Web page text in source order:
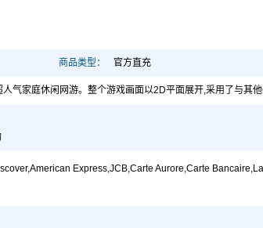
商品类型： 官方直充
家庭休闲网游。整个游戏画面以2D平面展开,采用了与其
Express,JCB,Carte Aurore,Carte